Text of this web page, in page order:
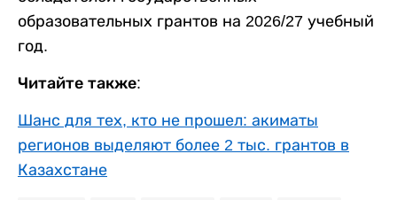
образовательных грантов на 2026/27 учебный
год.
Читайте также:
Шанс для тех, кто не прошел: акиматы
регионов выделяют более 2 тыс. грантов в
Казахстане